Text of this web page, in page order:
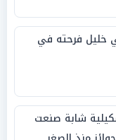
خليل فرحته في
شابة صنعت